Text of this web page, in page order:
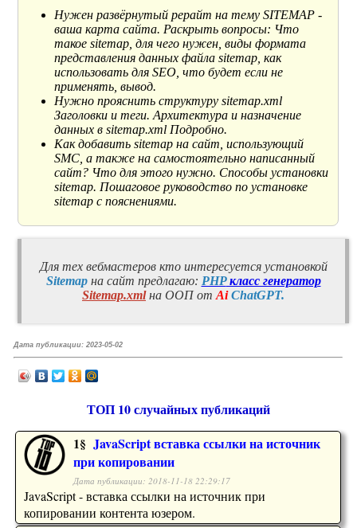
Нужен развёрнутый рерайт на тему SITEMAP -
ваша карта сайта. Раскрыть вопросы: Что
такое sitemap, для чего нужен, виды формата
представления данных файла sitemap, как
использовать для SEO, что будет если не
применять, вывод.
Нужно прояснить структуру sitemap.xml
Заголовки и теги. Архитектура и назначение
данных в sitemap.xml Подробно.
Как добавить sitemap на сайт, использующий
SMC, а также на самостоятельно написанный
сайт? Что для этого нужно. Способы установки
sitemap. Пошаговое руководство по установке
sitemap с пояснениями.
Для тех вебмастеров кто интересуется установкой
Sitemapна сайт предлагаю: PHPкласс генератор
Sitemap.xmlна ООП от Ai ChatGPT.
Дата публикации: 2023-05-02
ТОП 10 случайных публикаций
1§ JavaScript вставка ссылки на источник
при копировании
Дата публикации: 2018-11-18 22:29:17
JavaScript - вставка ссылки на источник при
копировании контента юзером.